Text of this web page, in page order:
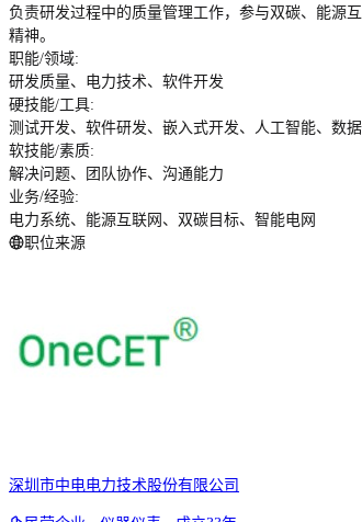
负责研发过程中的质量管理工作，参与双碳、能源
精神。
职能/领域:
研发质量、电力技术、软件开发
硬技能/工具:
测试开发、软件研发、嵌入式开发、人工智能、数
软技能/素质:
解决问题、团队协作、沟通能力
业务/经验:
电力系统、能源互联网、双碳目标、智能电网
职位来源
深圳市中电电力技术股份有限公司